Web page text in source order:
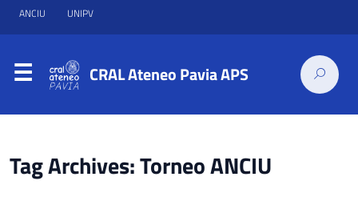
ANCIU UNIPV
CRAL Ateneo Pavia APS
Tag Archives: Torneo ANCIU